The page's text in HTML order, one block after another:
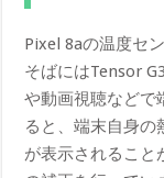
Pixel 8aの温度セ
そばにはTensor
や動画視聴などで
ると、端末自身の
が表示されること